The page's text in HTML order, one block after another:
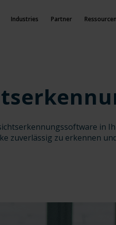
Industries Partner Ressourcen
in
zuverlässig zu erkennen